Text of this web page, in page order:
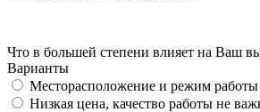
Что в большей степени влияет на Ваш
Варианты
Месторасположение и режим работы
Низкая цена, качество работы не